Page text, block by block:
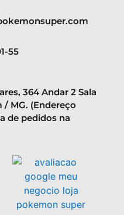
55
364 Andar 2 Sala
/ MG. (Endereço
de pedidos na